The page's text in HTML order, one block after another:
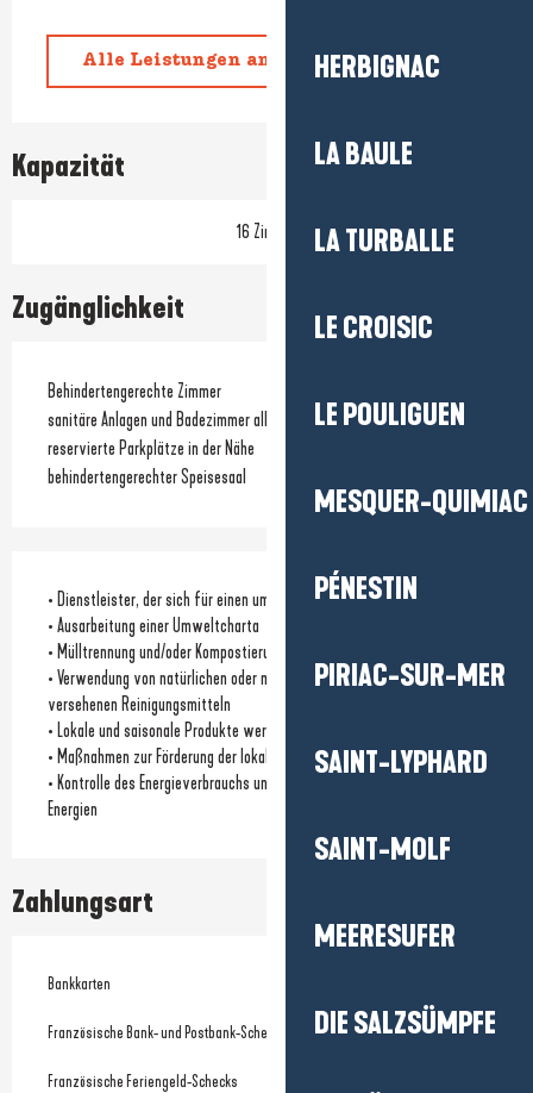
HERBIGNAC
LA BAULE
LA TURBALLE
LE CROISIC
LE POULIGUEN
MESQUER-QUIMIAC
PÉNESTIN
PIRIAC-SUR-MER
SAINT-LYPHARD
SAINT-MOLF
MEERESUFER
DIE SALZSÜMPFE
Alle Leistungen anzeigen
Kapazität
16 Zimmer
Zugänglichkeit
Behindertengerechte Zimmer
sanitäre Anlagen und Badezimmer allgemein zugänglich
reservierte Parkplätze in der Nähe
behindertengerechter Speisesaal
• Dienstleister, der sich für einen umweltfreundlichen Ansatz einsetzt
• Ausarbeitung einer Umweltcharta
• Mülltrennung und/oder Kompostierung
• Verwendung von natürlichen oder mit einem Umweltzeichen
versehenen Reinigungsmitteln
• Lokale und saisonale Produkte werden angeboten
• Maßnahmen zur Förderung der lokalen Biodiversität
• Kontrolle des Energieverbrauchs und/oder Nutzung erneuerbarer
Energien
Zahlungsart
Bankkarten
Französische Bank- und Postbank-Schecks
Französische Feriengeld-Schecks